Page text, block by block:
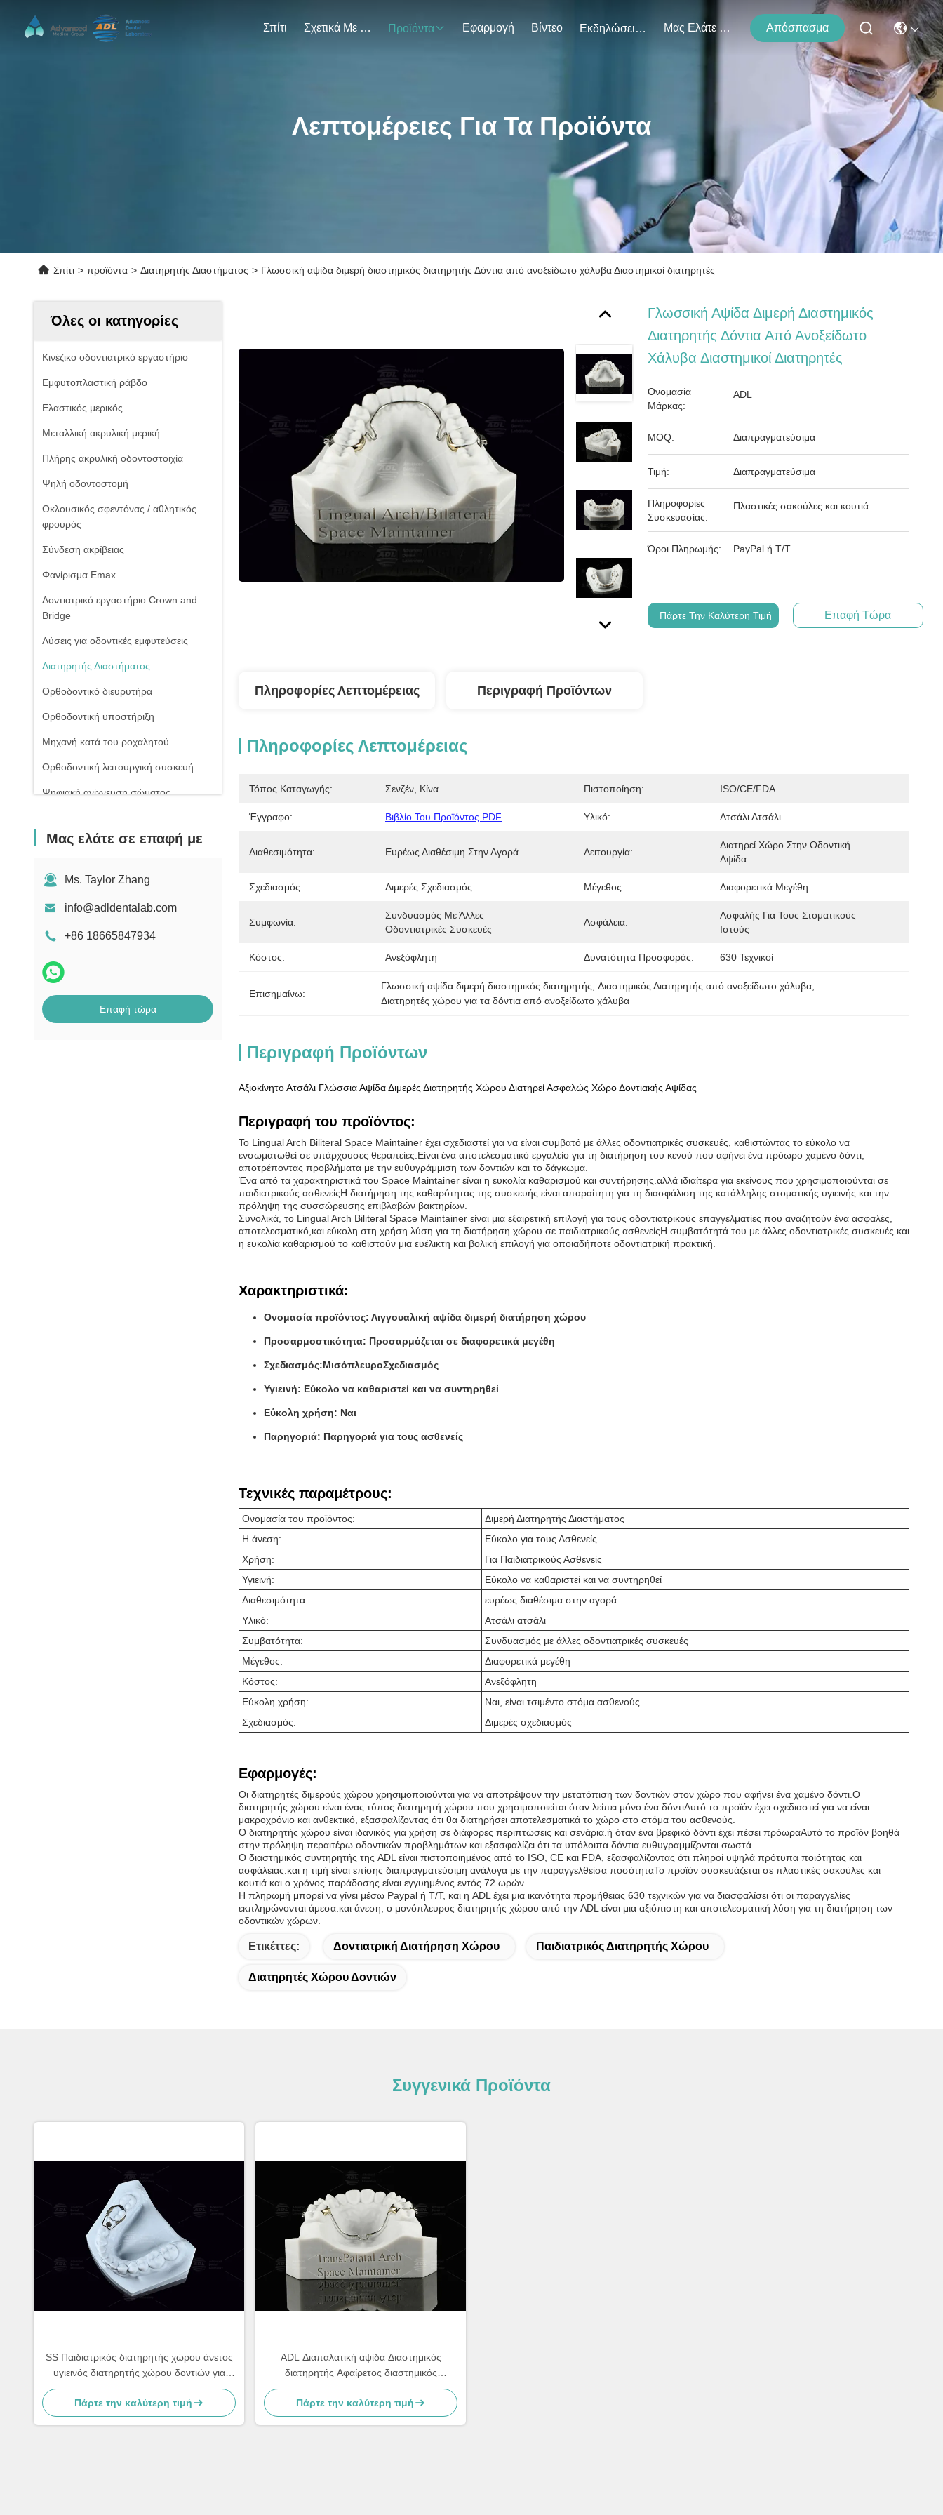
Σπίτι Σχετικά Με Εμάς Προϊόντα Εφαρμογή Βίντεο Εκδηλώσεις Μας Ελάτε Σε Επαφή Με Απόσπασμα
Λεπτομέρειες Για Τα Προϊόντα
Σπίτι > προϊόντα > Διατηρητής Διαστήματος > Γλωσσική αψίδα διμερή διαστημικός διατηρητής Δόντια από ανοξείδωτο χάλυβα Διαστημικοί διατηρητές
Όλες οι κατηγορίες
Κινέζικο οδοντιατρικό εργαστήριο
Εμφυτοπλαστική ράβδο
Ελαστικός μερικός
Μεταλλική ακρυλική μερική
Πλήρης ακρυλική οδοντοστοιχία
Ψηλή οδοντοστομή
Οκλουσικός σφεντόνας / αθλητικός
φρουρός
Σύνδεση ακρίβειας
Φανίρισμα Emax
Δοντιατρικό εργαστήριο Crown and
Bridge
Λύσεις για οδοντικές εμφυτεύσεις
Διατηρητής Διαστήματος
Ορθοδοντικό διευρυτήρα
Ορθοδοντική υποστήριξη
Μηχανή κατά του ροχαλητού
Ορθοδοντική λειτουργική συσκευή
Ψηφιακή ανίχνευση σώματος
Μας ελάτε σε επαφή με
Ms. Taylor Zhang
info@adldentalab.com
+86 18665847934
Επαφή τώρα
Γλωσσική Αψίδα Διμερή Διαστημικός
Διατηρητής Δόντια Από Ανοξείδωτο
Χάλυβα Διαστημικοί Διατηρητές
Ονομασία
Μάρκας:
ADL
MOQ: Διαπραγματεύσιμα
Τιμή: Διαπραγματεύσιμα
Πληροφορίες
Συσκευασίας:
Πλαστικές σακούλες και κουτιά
Όροι Πληρωμής: PayPal ή T/T
Πάρτε Την Καλύτερη Τιμή Επαφή Τώρα
Πληροφορίες Λεπτομέρειας Περιγραφή Προϊόντων
Πληροφορίες Λεπτομέρειας
Τόπος Καταγωγής: Σενζέν, Κίνα Πιστοποίηση: ISO/CE/FDA
Έγγραφο: Βιβλίο Του Προϊόντος PDF Υλικό: Ατσάλι Ατσάλι
Διαθεσιμότητα: Ευρέως Διαθέσιμη Στην Αγορά Λειτουργία:
Διατηρεί Χώρο Στην Οδοντική
Αψίδα
Σχεδιασμός: Διμερές Σχεδιασμός Μέγεθος: Διαφορετικά Μεγέθη
Συμφωνία:
Συνδυασμός Με Άλλες
Οδοντιατρικές Συσκευές
Ασφάλεια:
Ασφαλής Για Τους Στοματικούς
Ιστούς
Κόστος: Ανεξόφλητη Δυνατότητα Προσφοράς: 630 Τεχνικοί
Επισημαίνω:
Γλωσσική αψίδα διμερή διαστημικός διατηρητής , Διαστημικός Διατηρητής από ανοξείδωτο χάλυβα
Διατηρητές χώρου για τα δόντια από ανοξείδωτο χάλυβα
Περιγραφή Προϊόντων
Αξιοκίνητο Ατσάλι Γλώσσια Αψίδα Διμερές Διατηρητής Χώρου Διατηρεί Ασφαλώς Χώρο Δοντιακής Αψίδας
Περιγραφή του προϊόντος:
Το Lingual Arch Biliteral Space Maintainer έχει σχεδιαστεί για να είναι συμβατό με άλλες οδοντιατρικές συσκευές, καθιστώντας το εύκολο να
ενσωματωθεί σε υπάρχουσες θεραπείες.Είναι ένα αποτελεσματικό εργαλείο για τη διατήρηση του κενού που αφήνει ένα πρόωρο χαμένο δόντι,
αποτρέποντας προβλήματα με την ευθυγράμμιση των δοντιών και το δάγκωμα.
Ένα από τα χαρακτηριστικά του Space Maintainer είναι η ευκολία καθαρισμού και συντήρησης.αλλά ιδιαίτερα για εκείνους που χρησιμοποιούνται σε
παιδιατρικούς ασθενείςΗ διατήρηση της καθαρότητας της συσκευής είναι απαραίτητη για τη διασφάλιση της κατάλληλης στοματικής υγιεινής και την
πρόληψη της συσσώρευσης επιβλαβών βακτηρίων.
Συνολικά, το Lingual Arch Biliteral Space Maintainer είναι μια εξαιρετική επιλογή για τους οδοντιατρικούς επαγγελματίες που αναζητούν ένα ασφαλές,
αποτελεσματικό,και εύκολη στη χρήση λύση για τη διατήρηση χώρου σε παιδιατρικούς ασθενείςΗ συμβατότητά του με άλλες οδοντιατρικές συσκευές και
η ευκολία καθαρισμού το καθιστούν μια ευέλικτη και βολική επιλογή για οποιαδήποτε οδοντιατρική πρακτική.
Χαρακτηριστικά:
Ονομασία προϊόντος: Λιγγουαλική αψίδα διμερή διατήρηση χώρου
Προσαρμοστικότητα: Προσαρμόζεται σε διαφορετικά μεγέθη
Σχεδιασμός:ΜισόπλευροΣχεδιασμός
Υγιεινή: Εύκολο να καθαριστεί και να συντηρηθεί
Εύκολη χρήση: Ναι
Παρηγοριά: Παρηγοριά για τους ασθενείς
Τεχνικές παραμέτρους:
Ονομασία του προϊόντος:
Διμερή Διατηρητής Διαστήματος
Η άνεση:
Εύκολο για τους Ασθενείς
Χρήση:
Για Παιδιατρικούς Ασθενείς
Υγιεινή:
Εύκολο να καθαριστεί και να συντηρηθεί
Διαθεσιμότητα:
ευρέως διαθέσιμα στην αγορά
Υλικό:
Ατσάλι ατσάλι
Συμβατότητα:
Συνδυασμός με άλλες οδοντιατρικές συσκευές
Μέγεθος:
Διαφορετικά μεγέθη
Κόστος:
Ανεξόφλητη
Εύκολη χρήση:
Ναι, είναι τσιμέντο στόμα ασθενούς
Σχεδιασμός:
Διμερές σχεδιασμός
Εφαρμογές:
Οι διατηρητές διμερούς χώρου χρησιμοποιούνται για να αποτρέψουν την μετατόπιση των δοντιών στον χώρο που αφήνει ένα χαμένο δόντι.Ο
διατηρητής χώρου είναι ένας τύπος διατηρητή χώρου που χρησιμοποιείται όταν λείπει μόνο ένα δόντιΑυτό το προϊόν έχει σχεδιαστεί για να είναι
μακροχρόνιο και ανθεκτικό, εξασφαλίζοντας ότι θα διατηρήσει αποτελεσματικά το χώρο στο στόμα του ασθενούς.
Ο διατηρητής χώρου είναι ιδανικός για χρήση σε διάφορες περιπτώσεις και σενάρια.ή όταν ένα βρεφικό δόντι έχει πέσει πρόωραΑυτό το προϊόν βοηθά
στην πρόληψη περαιτέρω οδοντικών προβλημάτων και εξασφαλίζει ότι τα υπόλοιπα δόντια ευθυγραμμίζονται σωστά.
Ο διαστημικός συντηρητής της ADL είναι πιστοποιημένος από το ISO, CE και FDA, εξασφαλίζοντας ότι πληροί υψηλά πρότυπα ποιότητας και
ασφάλειας.και η τιμή είναι επίσης διαπραγματεύσιμη ανάλογα με την παραγγελθείσα ποσότηταΤο προϊόν συσκευάζεται σε πλαστικές σακούλες και
κουτιά και ο χρόνος παράδοσης είναι εγγυημένος εντός 72 ωρών.
Η πληρωμή μπορεί να γίνει μέσω Paypal ή T/T, και η ADL έχει μια ικανότητα προμήθειας 630 τεχνικών για να διασφαλίσει ότι οι παραγγελίες
εκπληρώνονται άμεσα.και άνεση, ο μονόπλευρος διατηρητής χώρου από την ADL είναι μια αξιόπιστη και αποτελεσματική λύση για τη διατήρηση των
οδοντικών χώρων.
Ετικέττες: Δοντιατρική Διατήρηση Χώρου Παιδιατρικός Διατηρητής Χώρου
Διατηρητές Χώρου Δοντιών
Συγγενικά Προϊόντα
SS Παιδιατρικός διατηρητής χώρου άνετος
υγιεινός διατηρητής χώρου δοντιών για
ενήλικες
Πάρτε την καλύτερη τιμή
ADL Διαπαλατική αψίδα Διαστημικός
διατηρητής Αφαίρετος διαστημικός
διατηρητής αψίδας
Πάρτε την καλύτερη τιμή